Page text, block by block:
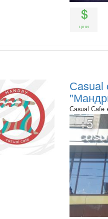
ціни
Сasual
Сasual Сafe
+5